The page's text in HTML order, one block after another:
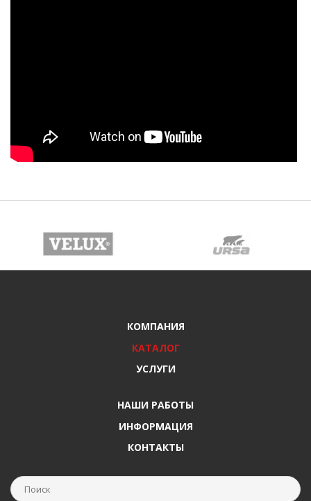
КОМПАНИЯ
КАТАЛОГ
УСЛУГИ
НАШИ РАБОТЫ
ИНФОРМАЦИЯ
КОНТАКТЫ